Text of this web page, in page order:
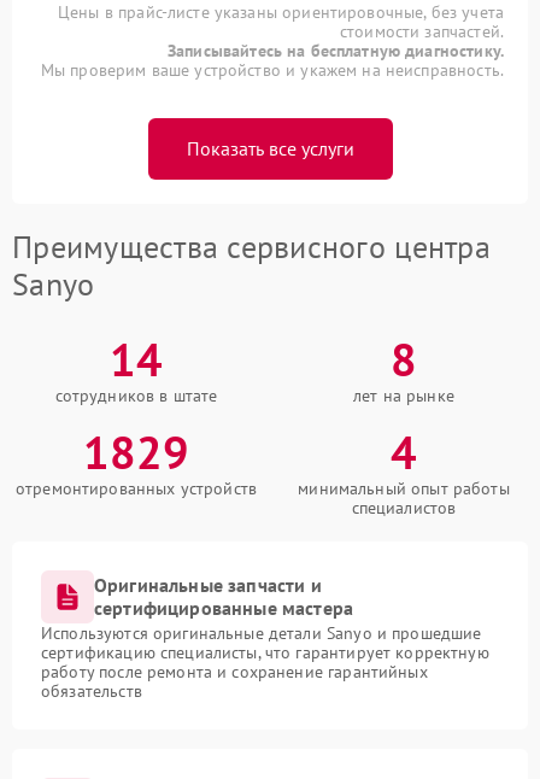
Цены в прайс-листе указаны ориентировочные, без учета
стоимости запчастей.
Записывайтесь на бесплатную диагностику.
Мы проверим ваше устройство и укажем на неисправность.
Показать все услуги
Преимущества сервисного центра
Sanyo
14
сотрудников в штате
8
лет на рынке
1829
отремонтированных устройств
4
минимальный опыт работы
специалистов
Оригинальные запчасти и
сертифицированные мастера
Используются оригинальные детали Sanyo и прошедшие
сертификацию специалисты, что гарантирует корректную
работу после ремонта и сохранение гарантийных
обязательств